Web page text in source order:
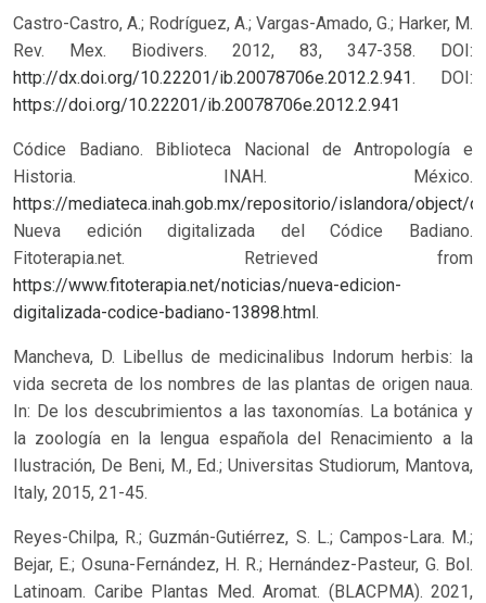
Castro-Castro, A.; Rodríguez, A.; Vargas-Amado, G.; Harker, M.
Rev. Mex. Biodivers. 2012, 83, 347-358. DOI:
http://dx.doi.org/10.22201/ib.20078706e.2012.2.941. DOI:
https://doi.org/10.22201/ib.20078706e.2012.2.941
Códice Badiano. Biblioteca Nacional de Antropología e
Historia. INAH. México.
https://mediateca.inah.gob.mx/repositorio/islandora/object/
Nueva edición digitalizada del Códice Badiano.
Fitoterapia.net. Retrieved from
https://www.fitoterapia.net/noticias/nueva-edicion-
digitalizada-codice-badiano-13898.html.
Mancheva, D. Libellus de medicinalibus Indorum herbis: la
vida secreta de los nombres de las plantas de origen naua.
In: De los descubrimientos a las taxonomías. La botánica y
la zoología en la lengua española del Renacimiento a la
Ilustración, De Beni, M., Ed.; Universitas Studiorum, Mantova,
Italy, 2015, 21-45.
Reyes-Chilpa, R.; Guzmán-Gutiérrez, S. L.; Campos-Lara. M.;
Bejar, E.; Osuna-Fernández, H. R.; Hernández-Pasteur, G. Bol.
Latinoam. Caribe Plantas Med. Aromat. (BLACPMA). 2021,